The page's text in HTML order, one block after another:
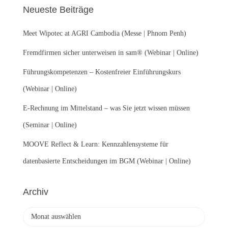
n
a
h
:
Neueste Beiträge
Meet Wipotec at AGRI Cambodia (Messe | Phnom Penh)
Fremdfirmen sicher unterweisen in sam® (Webinar | Online)
Führungskompetenzen – Kostenfreier Einführungskurs
(Webinar | Online)
E-Rechnung im Mittelstand – was Sie jetzt wissen müssen
(Seminar | Online)
MOOVE Reflect & Learn: Kennzahlensysteme für
datenbasierte Entscheidungen im BGM (Webinar | Online)
Archiv